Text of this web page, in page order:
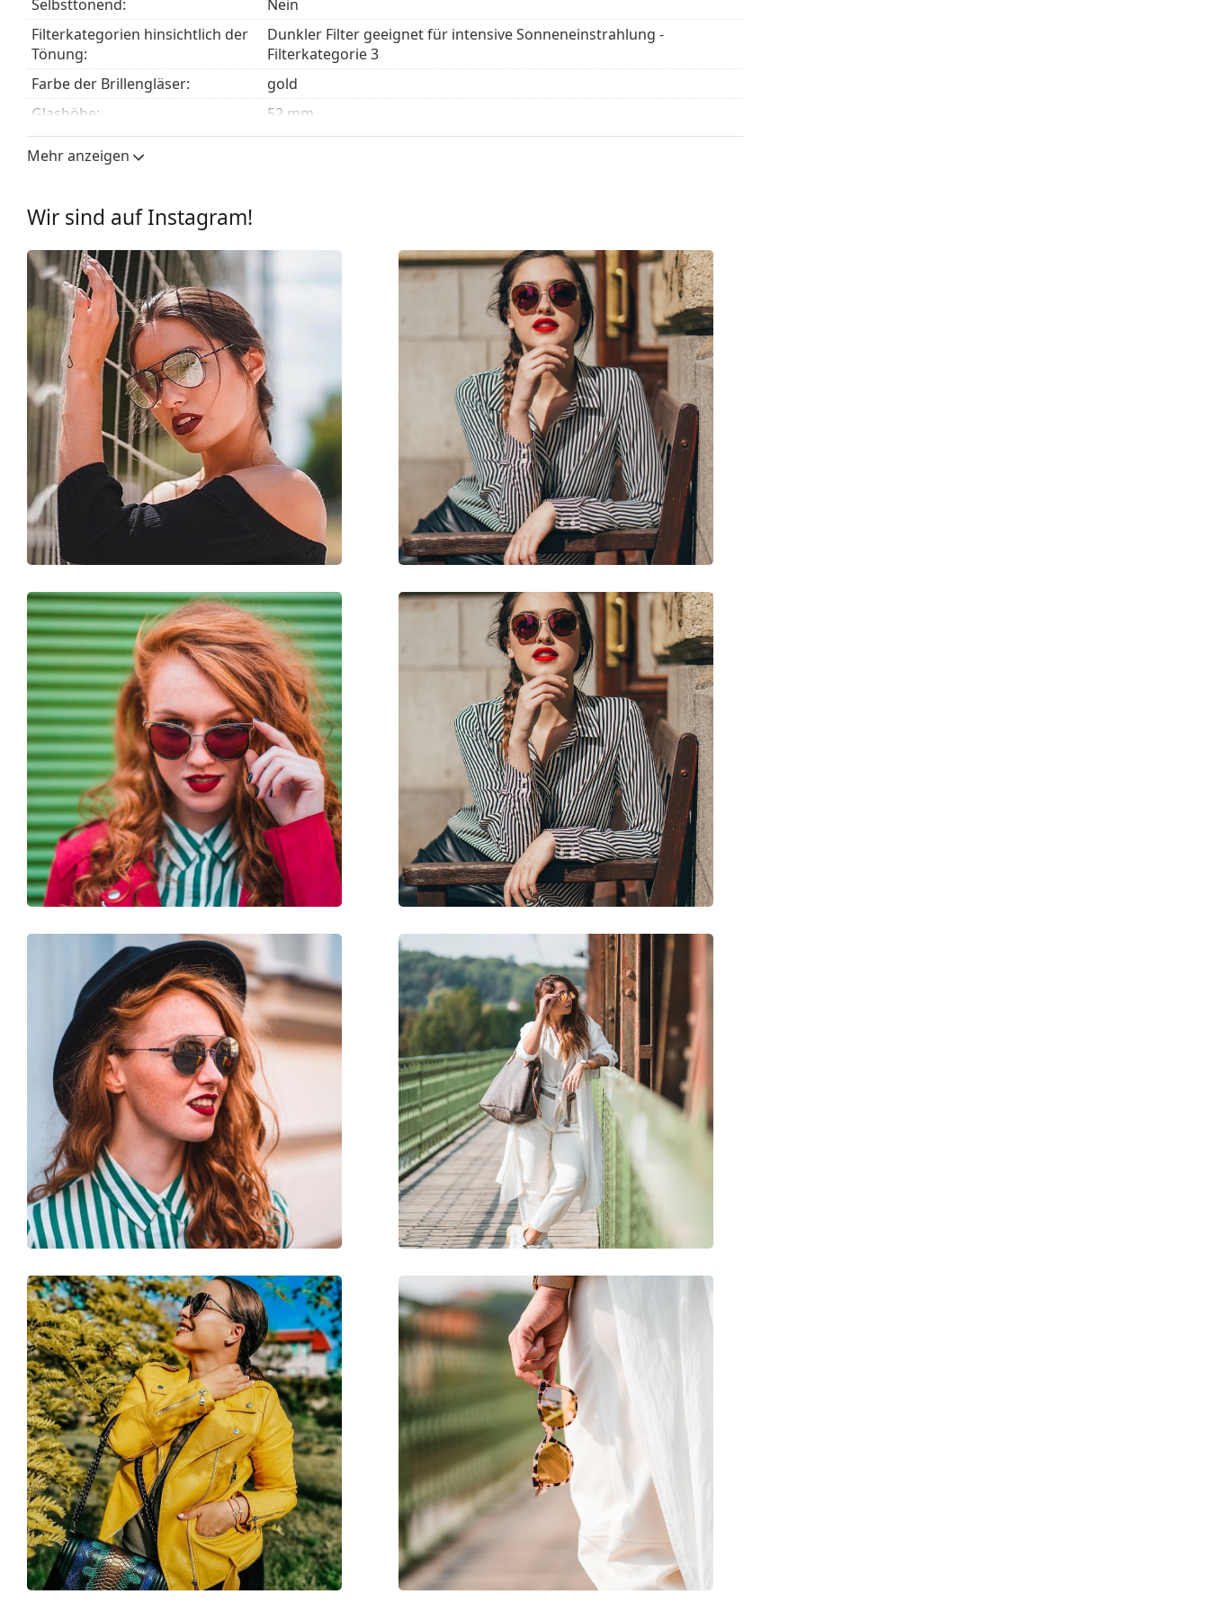
mit einem Stoffbeutel anstelle eines Tuchs geliefert werden.
Entdecken Sie das gesamte Sortiment derSonnenbrillen, um weitere Modelle beliebter Marken zu
finden.
Selbsttönend:
Nein
Filterkategorien hinsichtlich der
Tönung:
Dunkler Filter geeignet für intensive Sonneneinstrahlung -
Filterkategorie 3
Farbe der Brillengläser:
gold
Glashöhe:
52 mm
Glasbreite:
58 mm
Brillenfassungen
Rahmenform:
Farbe der Fassung:
gold
Material der Fassung:
Größe:
M
Brillenbreite:
137 mm
Bügellänge:
135 mm
Stegbreite:
13 mm
Gewicht:
50 g
Verstellbare Nasenpads:
Accessories
Etui:
Weiteres
Sex:
Damen
Kategorie:
Sonnenbrillen
Marke:
Michael Kors
Verwendung:
Mode
Code:
MK1024 11927P 58
Mehr anzeigen
Wir sind auf Instagram!